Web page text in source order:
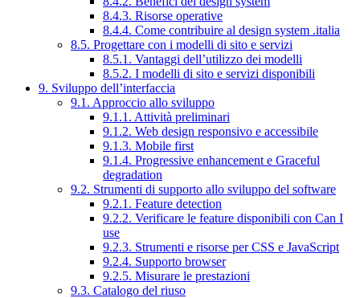
8.4.3. Risorse operative
8.4.4. Come contribuire al design system .italia
8.5. Progettare con i modelli di sito e servizi
8.5.1. Vantaggi dell’utilizzo dei modelli
8.5.2. I modelli di sito e servizi disponibili
9. Sviluppo dell’interfaccia
9.1. Approccio allo sviluppo
9.1.1. Attività preliminari
9.1.2. Web design responsivo e accessibile
9.1.3. Mobile first
9.1.4. Progressive enhancement e Graceful
degradation
9.2. Strumenti di supporto allo sviluppo del software
9.2.1. Feature detection
9.2.2. Verificare le feature disponibili con Can I
use
9.2.3. Strumenti e risorse per CSS e JavaScript
9.2.4. Supporto browser
9.2.5. Misurare le prestazioni
9.3. Catalogo del riuso